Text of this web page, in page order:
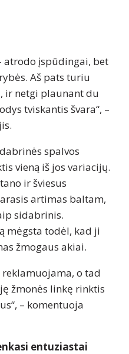
atrodo įspūdingai, bet
Aš pats turiu
ir netgi plaunant du
tviskantis švara“, –
spalvos
vieną iš jos variacijų.
ir šviesus
artimas baltam,
sidabrinis.
mėgsta todėl, kad ji
žmogaus akiai.
o tad
žmonės linkę rinktis
– komentuoja
entuziastai